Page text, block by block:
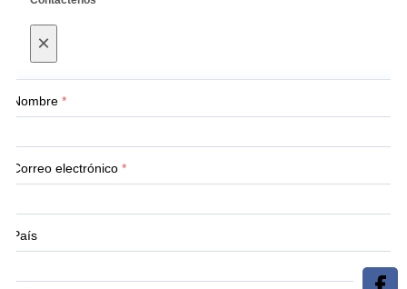
×
Nombre *
Correo electrónico *
País